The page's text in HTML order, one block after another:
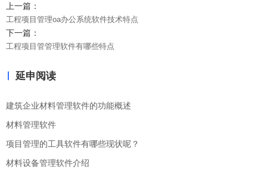
上一篇：
工程项目管理oa办公系统软件技术特点
下一篇：
工程项目管管理软件有哪些特点
延申阅读
建筑企业材料管理软件的功能概述
材料管理软件
项目管理的工具软件有哪些现状呢？
材料设备管理软件介绍